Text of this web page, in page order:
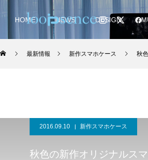
HOME NEWS DESIGN
最新情報 新作スマホケース 秋
2016.09.10 新作スマホケース
秋色の新作オリジナルス